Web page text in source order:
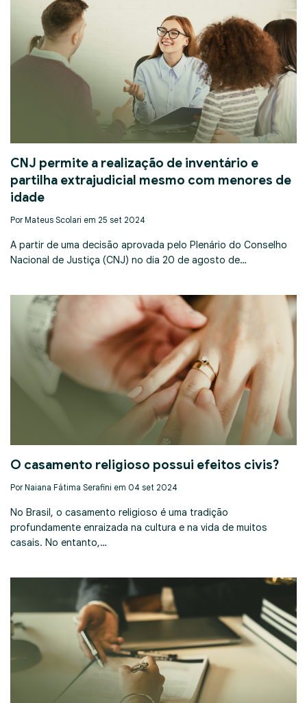
CNJ permite a realização de inventário e
partilha extrajudicial mesmo com menores de
idade
Por Mateus Scolari em 25 set 2024
A partir de uma decisão aprovada pelo Plenário do Conselho
Nacional de Justiça (CNJ) no dia 20 de agosto de…
O casamento religioso possui efeitos civis?
Por Naiana Fátima Serafini em 04 set 2024
No Brasil, o casamento religioso é uma tradição
profundamente enraizada na cultura e na vida de muitos
casais. No entanto,…